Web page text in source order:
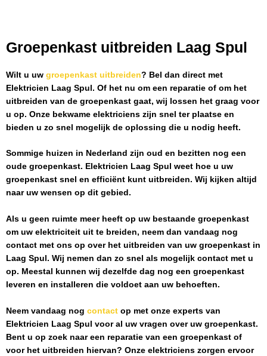
Groepenkast uitbreiden Laag Spul
Wilt u uw groepenkast uitbreiden? Bel dan direct met
Elektricien Laag Spul. Of het nu om een reparatie of om het
uitbreiden van de groepenkast gaat, wij lossen het graag voor
u op. Onze bekwame elektriciens zijn snel ter plaatse en
bieden u zo snel mogelijk de oplossing die u nodig heeft.
Sommige huizen in Nederland zijn oud en bezitten nog een
oude groepenkast. Elektricien Laag Spul weet hoe u uw
groepenkast snel en efficiënt kunt uitbreiden. Wij kijken altijd
naar uw wensen op dit gebied.
Als u geen ruimte meer heeft op uw bestaande groepenkast
om uw elektriciteit uit te breiden, neem dan vandaag nog
contact met ons op over het uitbreiden van uw groepenkast in
Laag Spul . Wij nemen dan zo snel als mogelijk contact met u
op. Meestal kunnen wij dezelfde dag nog een groepenkast
leveren en installeren die voldoet aan uw behoeften.
Neem vandaag nog contact op met onze experts van
Elektricien Laag Spul voor al uw vragen over uw groepenkast.
Bent u op zoek naar een reparatie van een groepenkast of
voor het uitbreiden hiervan? Onze elektriciens zorgen ervoor